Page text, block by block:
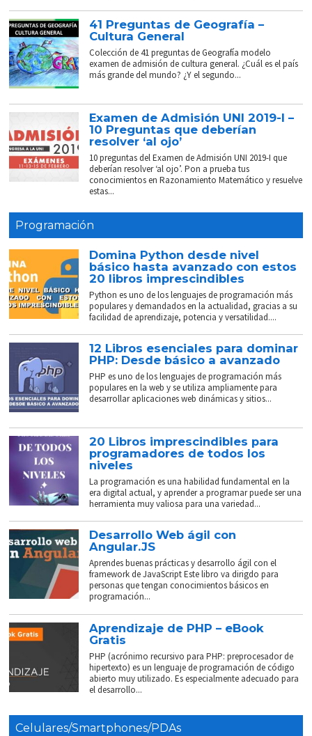
41 Preguntas de Geografía –
Cultura General
Colección de 41 preguntas de Geografía modelo
examen de admisión de cultura general. ¿Cuál es el país
más grande del mundo? ¿Y el segundo...
Examen de Admisión UNI 2019-I –
10 Preguntas que deberían
resolver ‘al ojo’
10 preguntas del Examen de Admisión UNI 2019-I que
deberían resolver ‘al ojo’. Pon a prueba tus
conocimientos en Razonamiento Matemático y resuelve
estas...
Programación
Domina Python desde nivel
básico hasta avanzado con estos
20 libros imprescindibles
Python es uno de los lenguajes de programación más
populares y demandados en la actualidad, gracias a su
facilidad de aprendizaje, potencia y versatilidad....
12 Libros esenciales para dominar
PHP: Desde básico a avanzado
PHP es uno de los lenguajes de programación más
populares en la web y se utiliza ampliamente para
desarrollar aplicaciones web dinámicas y sitios...
20 Libros imprescindibles para
programadores de todos los
niveles
La programación es una habilidad fundamental en la
era digital actual, y aprender a programar puede ser una
herramienta muy valiosa para una variedad...
Desarrollo Web ágil con
Angular.JS
Aprendes buenas prácticas y desarrollo ágil con el
framework de JavaScript Este libro va dirigdo para
personas que tengan conocimientos básicos en
programación...
Aprendizaje de PHP – eBook
Gratis
PHP (acrónimo recursivo para PHP: preprocesador de
hipertexto) es un lenguaje de programación de código
abierto muy utilizado. Es especialmente adecuado para
el desarrollo...
Celulares/Smartphones/PDAs